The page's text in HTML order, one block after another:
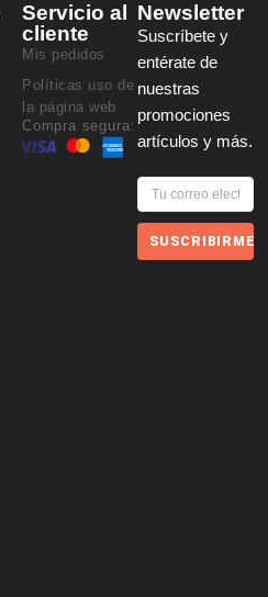
Servicio al
cliente
Mis pedidos
Políticas uso de
la página web
Compra segura:
Newsletter
Suscríbete y
entérate de
nuestras
promociones
artículos y más.
SUSCRIBIRME